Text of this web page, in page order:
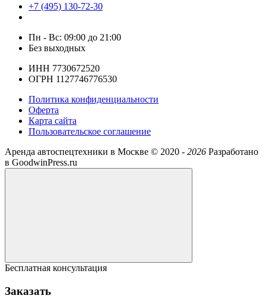
+7 (495) 130-72-30
Пн - Вс: 09:00 до 21:00
Без выходных
ИНН 7730672520
ОГРН 1127746776530
Политика конфиденциальности
Оферта
Карта сайта
Пользовательское соглашение
Аренда автоспецтехники в Москве © 2020 - 2026 Разработано
в GoodwinPress.ru
Бесплатная консультация
Заказать